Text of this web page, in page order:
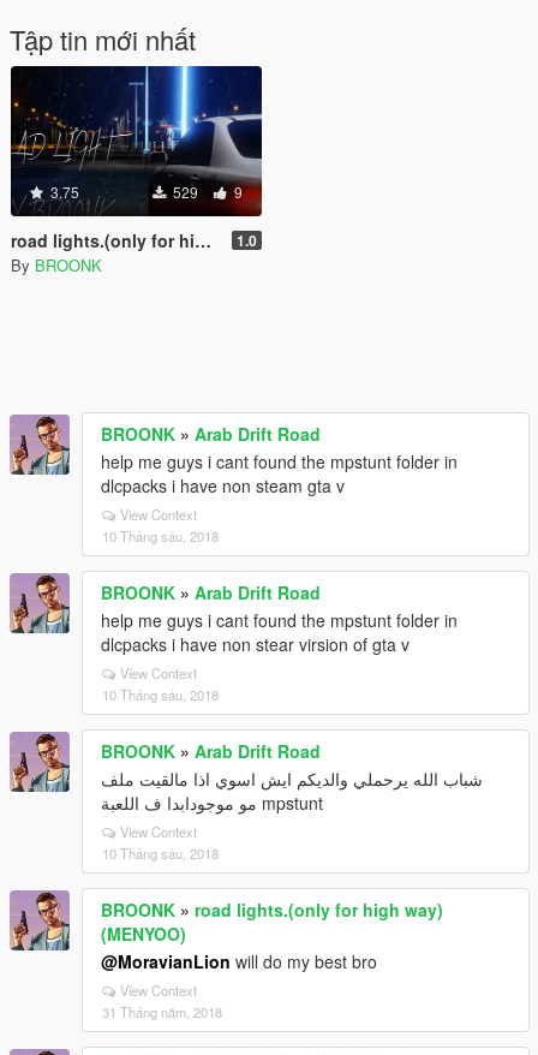
Tập tin mới nhất
3.75 529 9
road lights.(only for high way) (MENYOO) 1.0
By BROONK
BROONK » Arab Drift Road
help me guys i cant found the mpstunt folder in
dlcpacks i have non steam gta v
View Context
10 Tháng sáu, 2018
BROONK » Arab Drift Road
help me guys i cant found the mpstunt folder in
dlcpacks i have non stear virsion of gta v
View Context
10 Tháng sáu, 2018
BROONK » Arab Drift Road
شباب الله يرحملي والديكم ايش اسوي اذا مالقيت ملف
mpstunt مو موجودابدا ف اللعبة
View Context
10 Tháng sáu, 2018
BROONK » road lights.(only for high way)
(MENYOO)
@MoravianLion will do my best bro
View Context
31 Tháng năm, 2018